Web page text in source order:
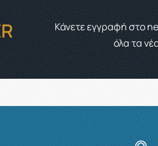
Κάνετε εγγραφή στο
όλα τα